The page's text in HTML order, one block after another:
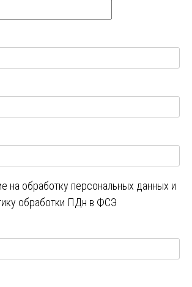
на обработку персональных данных и
обработки ПДн в ФСЭ